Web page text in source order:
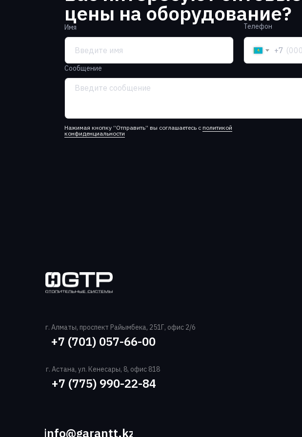
цены на оборудование?
Имя Телефон
+7
Сообщение
Нажимая кнопку “Отправить” вы соглашаетесь с политикой
конфиденциальности
info@garantt.kz
г. Астана, ул. Кенесары, 8, офис 818
+7 (775) 990-22-84‬
г. Алматы, проспект Райымбека, 251Г, офис 2/6
+7 (701) 057-66-00‬